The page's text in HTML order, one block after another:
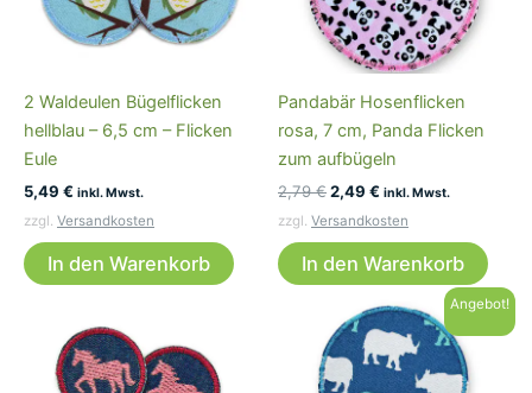
2 Waldeulen Bügelflicken
hellblau – 6,5 cm – Flicken
Eule
5,49 € inkl. Mwst.
zzgl. Versandkosten
In den Warenkorb
Pandabär Hosenflicken
rosa, 7 cm, Panda Flicken
zum aufbügeln
2,79€Ursprünglicher
war:
2,49 € Aktueller
ist:
inkl. Mwst.
zzgl. Versandkosten
In den Warenkorb
Angebot!